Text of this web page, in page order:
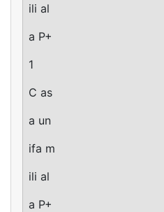
ili al
a P+
1
C as
a un
ifa m
ili al
a P+